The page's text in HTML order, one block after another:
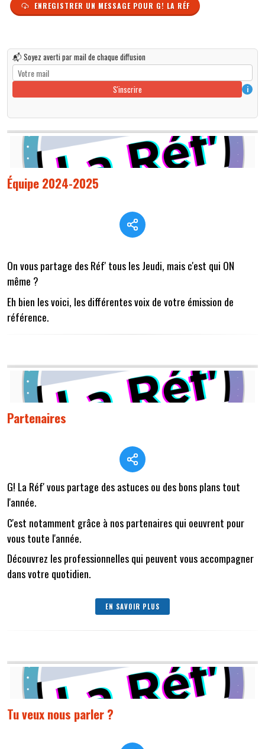
ENREGISTRER UN MESSAGE POUR G! LA RÉF
📬 Soyez averti par mail de chaque diffusion
S'inscrire i
Équipe 2024-2025
On vous partage des Réf' tous les Jeudi, mais c'est qui ON
même ?
Eh bien les voici, les différentes voix de votre émission de
référence.
Partenaires
G! La Réf' vous partage des astuces ou des bons plans tout
l'année.
C'est notamment grâce à nos partenaires qui oeuvrent pour
vous toute l'année.
Découvrez les professionnelles qui peuvent vous accompagner
dans votre quotidien.
EN SAVOIR PLUS
Tu veux nous parler ?